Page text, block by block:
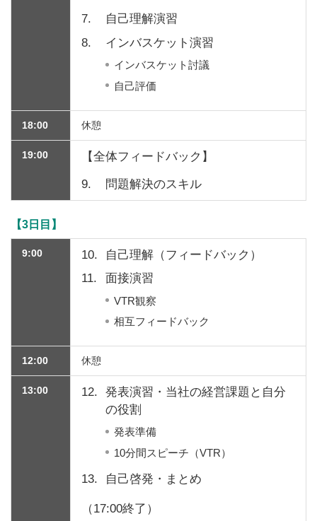
7.
自己理解演習
8.
インバスケット演習
インバスケット討議
自己評価
18:00 休憩
19:00 【全体フィードバック】
9. 問題解決のスキル
【3日目】
9:00 10.
自己理解（フィードバック）
11.
面接演習
VTR観察
相互フィードバック
12:00 休憩
13:00 12.
発表演習・当社の経営課題と自分
の役割
発表準備
10分間スピーチ（VTR）
13. 自己啓発・まとめ
（17:00終了）